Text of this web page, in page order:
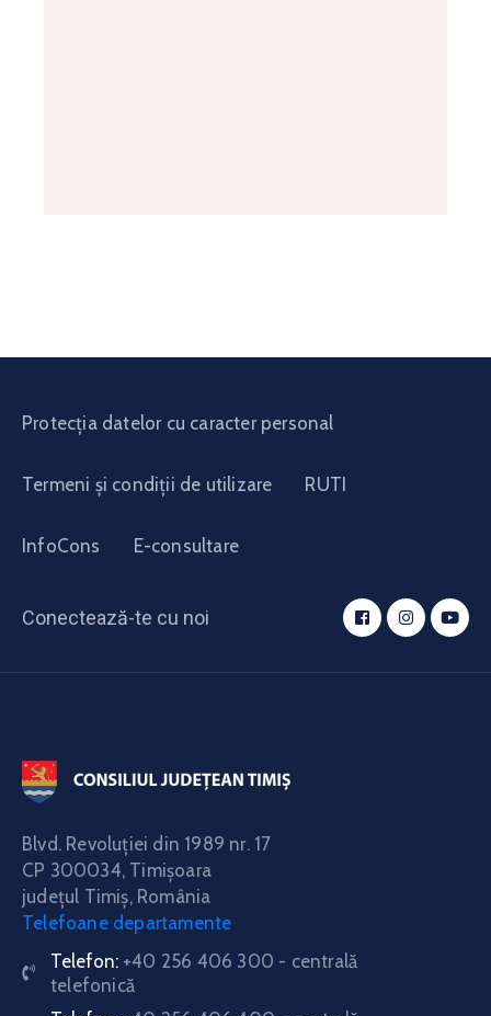
Protecția datelor cu caracter personal
Termeni și condiții de utilizare RUTI
InfoCons E-consultare
Conectează-te cu noi
Blvd. Revoluţiei din 1989 nr. 17
CP 300034, Timişoara
judeţul Timiş, România
Telefoane departamente
Telefon: +40 256 406 300 - centrală
telefonică